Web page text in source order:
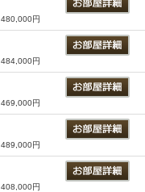
480,000円
484,000円
469,000円
489,000円
408,000円